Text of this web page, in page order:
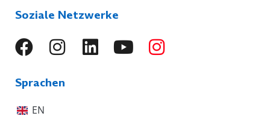
Soziale Netzwerke
Sprachen
EN